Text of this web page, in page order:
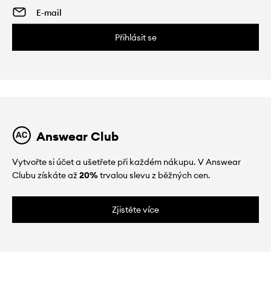
Přihlásit se
Answear Club
Vytvořte si účet a ušetřete při každém nákupu. V Answear
Clubu získáte až20%trvalou slevu z běžných cen.
Zjistěte více